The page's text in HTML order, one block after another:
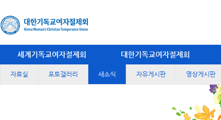
세계기독교여자절제회 대한기독교여자절제회
자료실 포토갤러리 새소식 자유게시판 영상게시판